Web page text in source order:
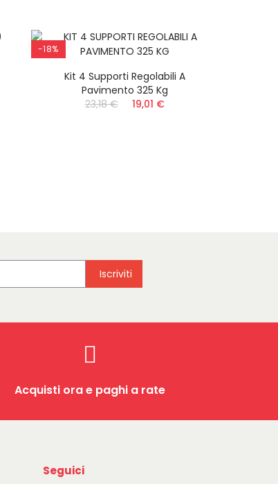
-18%
NON DISPONIBILE
Kit 4 Supporti Regolabili A
Pavimento 325 Kg
23,18 €
19,01 €
Iscriviti
Acquisti ora e paghi a rate
Seguici